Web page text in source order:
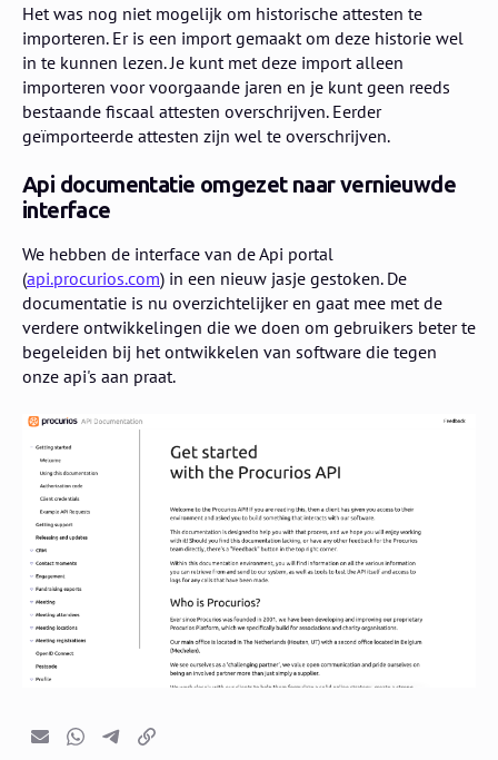
Het was nog niet mogelijk om historische attesten te
importeren. Er is een import gemaakt om deze historie wel
in te kunnen lezen. Je kunt met deze import alleen
importeren voor voorgaande jaren en je kunt geen reeds
bestaande fiscaal attesten overschrijven. Eerder
geïmporteerde attesten zijn wel te overschrijven.
Api documentatie omgezet naar vernieuwde
interface
We hebben de interface van de Api portal
(api.procurios.com) in een nieuw jasje gestoken. De
documentatie is nu overzichtelijker en gaat mee met de
verdere ontwikkelingen die we doen om gebruikers beter te
begeleiden bij het ontwikkelen van software die tegen
onze api's aan praat.
E-mailWhatsapp
TelegramKopieer link